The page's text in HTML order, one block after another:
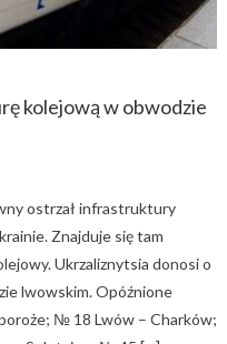
kolejową w obwodzie
ostrzał infrastruktury
Znajduje się tam
Ukrzaliznytsia donosi o
lwowskim. Opóźnione
№ 18 Lwów – Charków;